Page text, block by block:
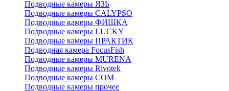
Подводные камеры ЯЗЬ
Подводные камеры CALYPSO
Подводные камеры ФИШКА
Подводные камеры LUCKY
Подводные камеры ПРАКТИК
Подводная камера FocusFish
Подводные камеры MURENA
Подводные камеры Rivotek
Подводные камеры СОМ
Подводные камеры прочее